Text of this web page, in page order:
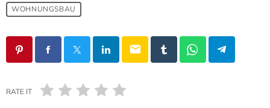
WOHNUNGSBAU
email
RATE IT